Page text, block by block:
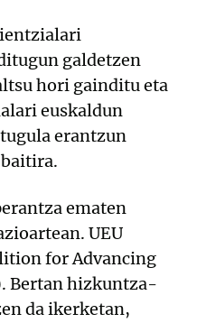
galdetzen
hori gainditu eta
euskaldun
erantzun
ematen
UEU
for Advancing
Bertan hizkuntza-
da ikerketan,